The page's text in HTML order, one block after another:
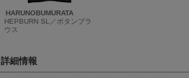
HARUNOBUMURATA
HEPBURN SL／ボタンブラ
ウス
詳細情報